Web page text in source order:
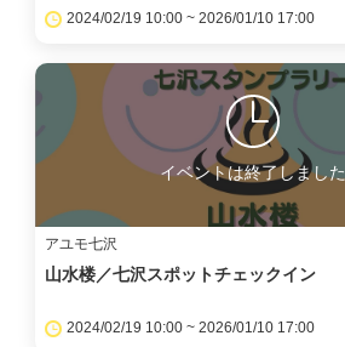
2024/02/19 10:00 ~ 2026/01/10 17:00
イベントは終了しました
アユモ七沢
山水楼／七沢スポットチェックイン
2024/02/19 10:00 ~ 2026/01/10 17:00